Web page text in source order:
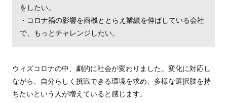
をしたい。
・コロナ禍の影響を商機ととらえ業績を伸ばしている会社
で、もっとチャレンジしたい。
ウィズコロナの中、劇的に社会が変わりました。変化に対応し
ながら、自分らしく挑戦できる環境を求め、多様な選択肢を持
ちたいという人が増えていると感じます。